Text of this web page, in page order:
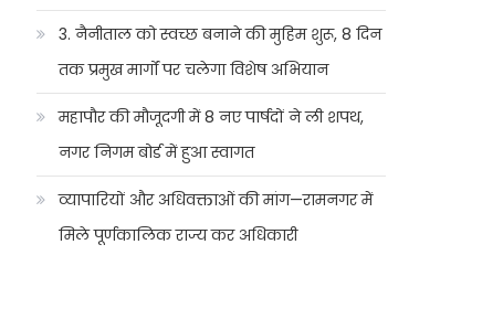
3. नैनीताल को स्वच्छ बनाने की मुहिम शुरू, 8 दिन
तक प्रमुख मार्गों पर चलेगा विशेष अभियान
महापौर की मौजूदगी में 8 नए पार्षदों ने ली शपथ,
नगर निगम बोर्ड में हुआ स्वागत
व्यापारियों और अधिवक्ताओं की मांग—रामनगर में
मिले पूर्णकालिक राज्य कर अधिकारी